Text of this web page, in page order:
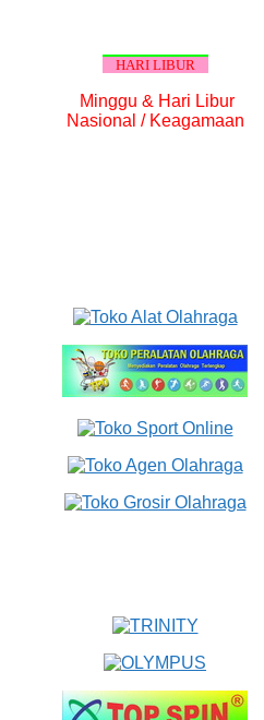
HARI LIBUR
Minggu & Hari Libur
Nasional / Keagamaan